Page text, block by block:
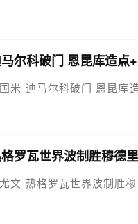
尔科破门 恩昆库造点
米 迪马尔科破门 恩昆库
罗瓦世界波制胜穆德
文 热格罗瓦世界波制胜